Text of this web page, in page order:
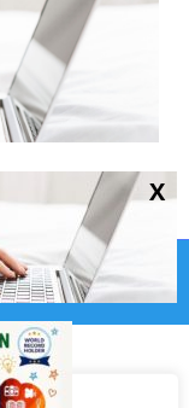
Rights Reserved